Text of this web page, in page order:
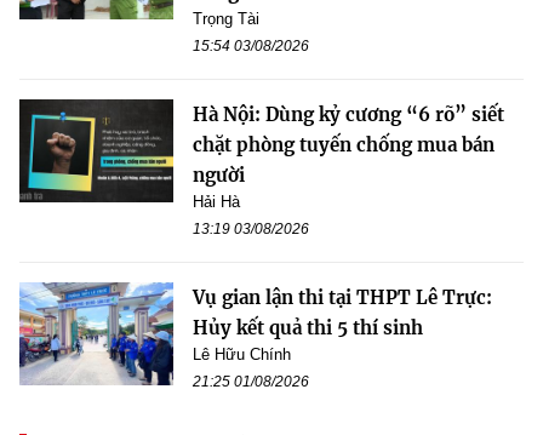
Trọng Tài
15:54 03/08/2026
Hà Nội: Dùng kỷ cương “6 rõ” siết
chặt phòng tuyến chống mua bán
người
Hải Hà
13:19 03/08/2026
Vụ gian lận thi tại THPT Lê Trực:
Hủy kết quả thi 5 thí sinh
Lê Hữu Chính
21:25 01/08/2026